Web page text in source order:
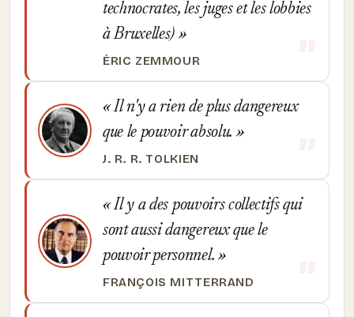
technocrates, les juges et les lobbies
à Bruxelles)
ÉRIC ZEMMOUR
Il n'y a rien de plus dangereux
que le pouvoir absolu.
J. R. R. TOLKIEN
Il y a des pouvoirs collectifs qui
sont aussi dangereux que le
pouvoir personnel.
FRANÇOIS MITTERRAND